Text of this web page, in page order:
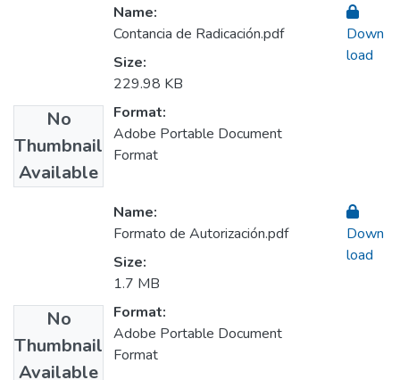
No
Thumbnail
Available
Name:
Contancia de Radicación.pdf
Size:
229.98 KB
Format:
Adobe Portable Document
Format
Down
load
No
Thumbnail
Available
Name:
Formato de Autorización.pdf
Size:
1.7 MB
Format:
Adobe Portable Document
Format
Down
load